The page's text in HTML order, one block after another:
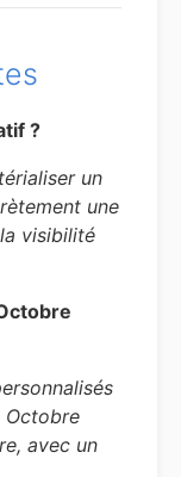
?
un
une
visibilité
Octobre
avec un